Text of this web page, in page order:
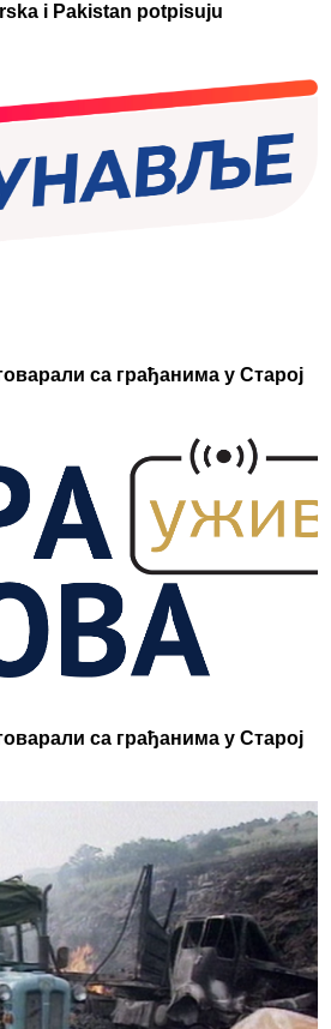
i Pakistan potpisuju
са грађанима у Старој
са грађанима у Старој